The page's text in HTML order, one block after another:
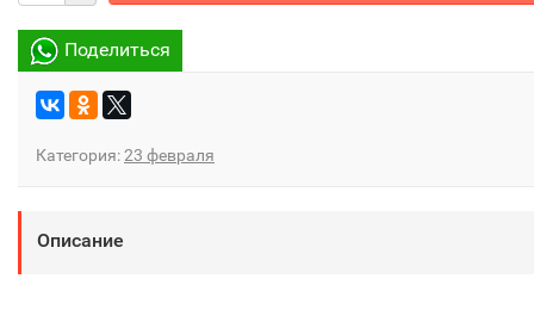
Поделиться
Категория:23 февраля
Описание